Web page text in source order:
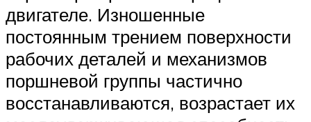
двигателе. Изношенные
постоянным трением поверхности
рабочих деталей и механизмов
поршневой группы частично
восстанавливаются, возрастает их